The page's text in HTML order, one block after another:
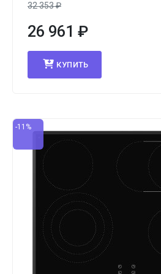
32 353₽
26 961 ₽
КУПИТЬ
-11%